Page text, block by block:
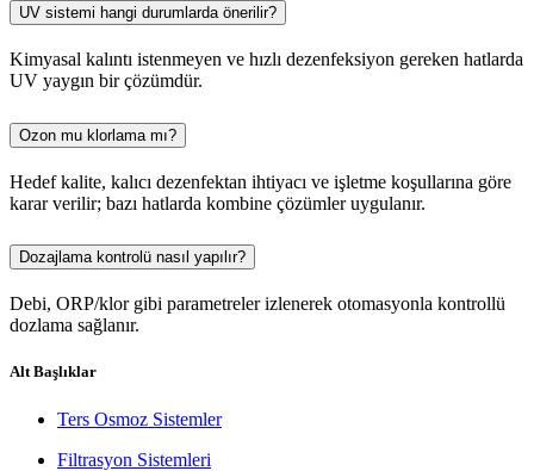
UV sistemi hangi durumlarda önerilir?
Kimyasal kalıntı istenmeyen ve hızlı dezenfeksiyon gereken hatlarda
UV yaygın bir çözümdür.
Ozon mu klorlama mı?
Hedef kalite, kalıcı dezenfektan ihtiyacı ve işletme koşullarına göre
karar verilir; bazı hatlarda kombine çözümler uygulanır.
Dozajlama kontrolü nasıl yapılır?
Debi, ORP/klor gibi parametreler izlenerek otomasyonla kontrollü
dozlama sağlanır.
Alt Başlıklar
Ters Osmoz Sistemler
Filtrasyon Sistemleri